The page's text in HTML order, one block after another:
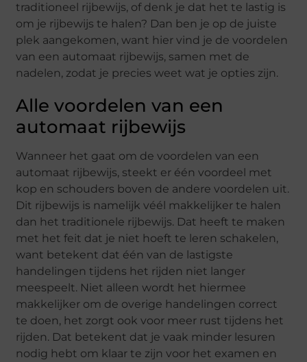
traditioneel rijbewijs, of denk je dat het te lastig is
om je rijbewijs te halen? Dan ben je op de juiste
plek aangekomen, want hier vind je de voordelen
van een automaat rijbewijs, samen met de
nadelen, zodat je precies weet wat je opties zijn.
Alle voordelen van een
automaat rijbewijs
Wanneer het gaat om de voordelen van een
automaat rijbewijs, steekt er één voordeel met
kop en schouders boven de andere voordelen uit.
Dit rijbewijs is namelijk véél makkelijker te halen
dan het traditionele rijbewijs. Dat heeft te maken
met het feit dat je niet hoeft te leren schakelen,
want betekent dat één van de lastigste
handelingen tijdens het rijden niet langer
meespeelt. Niet alleen wordt het hiermee
makkelijker om de overige handelingen correct
te doen, het zorgt ook voor meer rust tijdens het
rijden. Dat betekent dat je vaak minder lesuren
nodig hebt om klaar te zijn voor het examen en